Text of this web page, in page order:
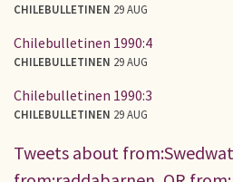
CHILEBULLETINEN 29 AUG
Chilebulletinen 1990:4
CHILEBULLETINEN 29 AUG
Chilebulletinen 1990:3
CHILEBULLETINEN 29 AUG
Tweets about